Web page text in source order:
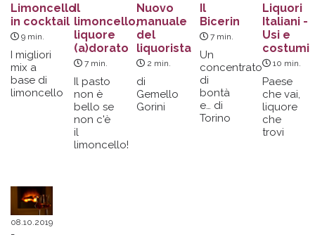
Limoncello
in cocktail
9 min.
I migliori
mix a
base di
limoncello
Il
limoncello,
liquore
(a)dorato
7 min.
Il pasto
non è
bello se
non c'è
il
limoncello!
Nuovo
manuale
del
liquorista
2 min.
di
Gemello
Gorini
Il
Bicerin
7 min.
Un
concentrato
di
bontà
e… di
Torino
Liquori
Italiani -
Usi e
costumi
10 min.
Paese
che vai,
liquore
che
trovi
08.10.2019